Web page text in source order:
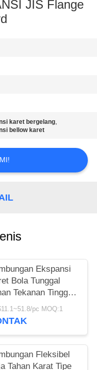
JIS Flange
karet bergelang,
bellow karet
Ekspansi
Bola Tunggal
Tekanan Tinggi
Perpipaan
pc MOQ:1
Fleksibel
Tahan Karat Tipe